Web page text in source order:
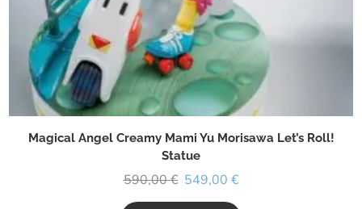
Magical Angel Creamy Mami Yu Morisawa Let’s Roll!
Statue
590,00€ 549,00 €